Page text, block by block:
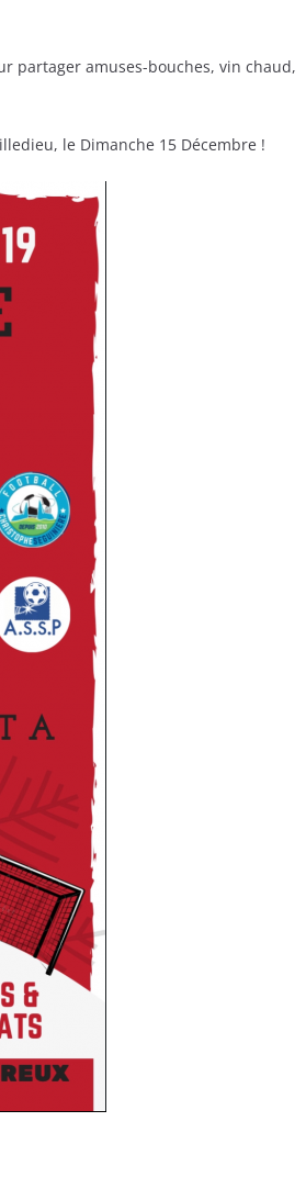
partager amuses-bouches, vin chaud,
le Dimanche 15 Décembre !